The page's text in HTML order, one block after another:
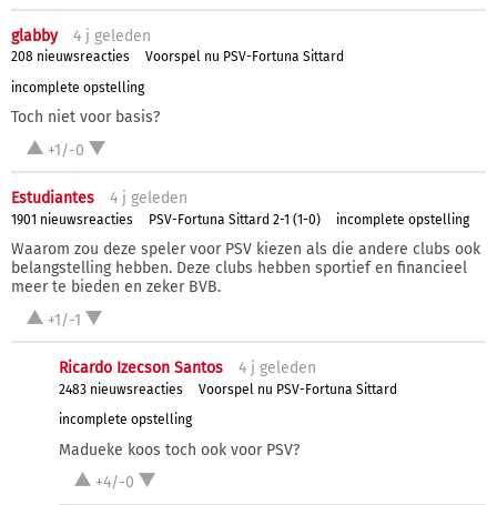
glabby 4 j geleden
208 nieuwsreacties
Voorspel nu PSV-Fortuna Sittard
incomplete opstelling
Toch niet voor basis?
+1/-0
Estudiantes 4 j geleden
1901 nieuwsreacties PSV-Fortuna Sittard 2-1 (1-0) incomplete opstelling
Waarom zou deze speler voor PSV kiezen als die andere clubs ook
belangstelling hebben. Deze clubs hebben sportief en financieel
meer te bieden en zeker BVB.
+1/-1
Ricardo Izecson Santos 4 j geleden
2483 nieuwsreacties
Voorspel nu PSV-Fortuna Sittard
incomplete opstelling
Madueke koos toch ook voor PSV?
+4/-0